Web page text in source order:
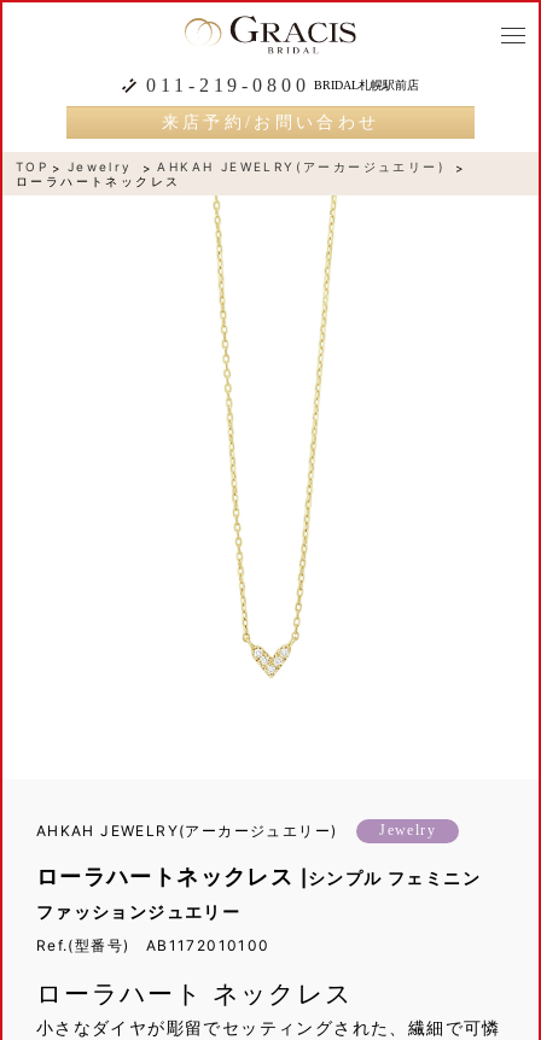
011-219-0800 BRIDAL札幌駅前店
来店予約/お問い合わせ
TOP Jewelry
AHKAH JEWELRY(アーカージュエリー)
ローラハートネックレス
AHKAH JEWELRY(アーカージュエリー) Jewelry
ローラハートネックレス
|シンプル フェミニン
ファッションジュエリー
Ref.(型番号) AB1172010100
ローラハート ネックレス
小さなダイヤが彫留でセッティングされた、繊細で可憐